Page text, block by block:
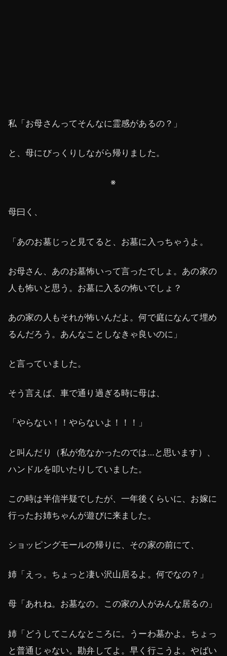
私「お母さんってそんなに霊感があるの？」
と、母にびっくりしながら帰りました。
※
母曰く、
「あのお墓じっと見てると、お墓に入っちゃうよ。
お母さん、あのお墓怖いって言ったでしょ。あの家の
人も怖いと思う。お墓に入るの怖いでしょ？
あの家の人もそれが怖いんだよ。何で庭になんて埋め
るんだろう。あんなことしなきゃ良いのに」
と言っていました。
そう言えば、車で通り過ぎる時に母は、
「やらない！！やらないよ！！！」
と叫んだり（私が危なかったのでは…と思います）、
ハンドルを叩いたりしていました。
この時は半信半疑でしたが、一年後くらいに、お嫁に
行ったお姉ちゃんが遊びに来ました。
ショッピングモールの帰りに、その家の前にて、
姉「えっ。ちょっと凄い沢山居るよ。何でなの？」
母「あれね。お墓なの。この家の人がみんな居るの」
姉「どうしてこんなところに。うーわ墓かよ。ちょっ
と普通じゃない。勘弁してよ。早く行こうよ。やばい